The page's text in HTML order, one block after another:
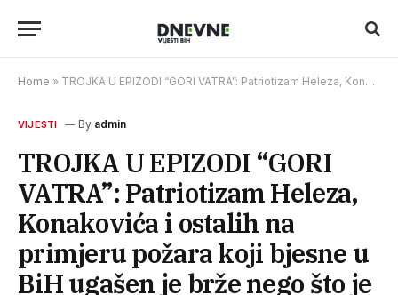
Home » TROJKA U EPIZODI “GORI VATRA”: Patriotizam Heleza, Konakovića i ostalih na primjeru požara koji bjesne u BiH ugašen je brže nego što je Nedeljko Elek zavrnuo plin Sarajevu
VIJESTI By admin
TROJKA U EPIZODI “GORI
VATRA”: Patriotizam Heleza,
Konakovića i ostalih na
primjeru požara koji bjesne u
BiH ugašen je brže nego što je